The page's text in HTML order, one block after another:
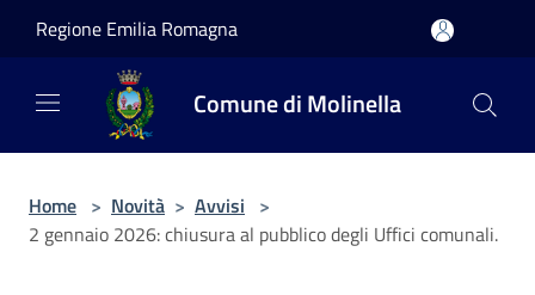
Regione Emilia Romagna
Comune di Molinella
Home > Novità > Avvisi >
2 gennaio 2026: chiusura al pubblico degli Uffici comunali.